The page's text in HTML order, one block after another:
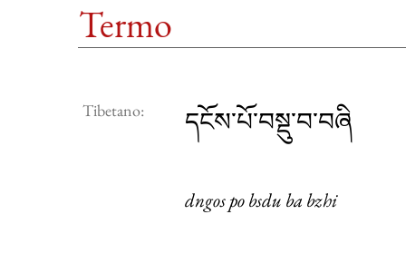
Termo
Tibetano: དངོས་པོ་བསྡུ་བ་བཞི
dngos po bsdu ba bzhi